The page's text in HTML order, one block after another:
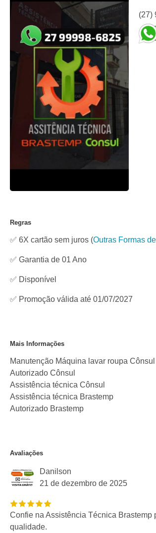
(27)
Regras
✅ 6X cartão sem juros (Outras Formas
✅ Garantia de 01 Ano
✅ Disponível
✅ Promoção válida até 01/07/2027
Mais Informações
Manutenção Máquina lavar roupa
Autorizado Cônsul
Assistência técnica Cônsul
Assistência técnica Brastemp
Autorizado Brastemp
Avaliações
Danilson
21 de dezembro de 2025
Confie na Assistência Técnica
qualidade.